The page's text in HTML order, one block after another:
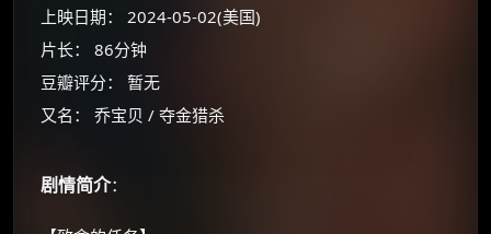
上映日期： 2024-05-02(美国)
片长： 86分钟
豆瓣评分： 暂无
又名： 乔宝贝 / 夺金猎杀
剧情简介：